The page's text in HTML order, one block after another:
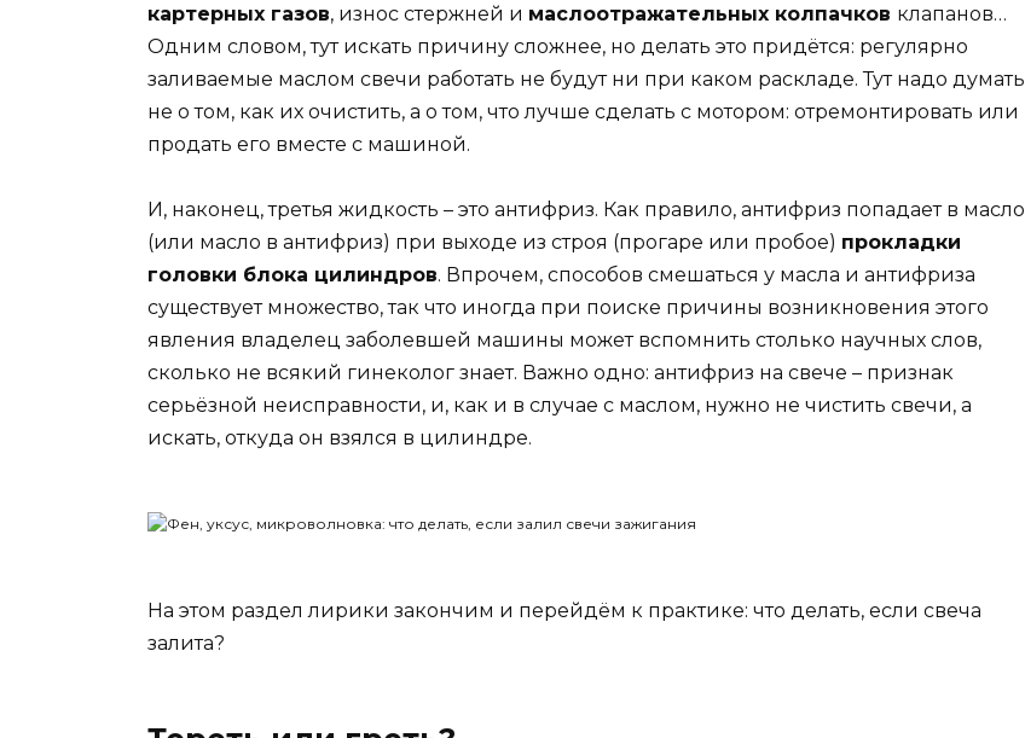
картерных газов, износ стержней и маслоотражательных колпачков клапанов…
Одним словом, тут искать причину сложнее, но делать это придётся: регулярно
заливаемые маслом свечи работать не будут ни при каком раскладе. Тут надо думать
не о том, как их очистить, а о том, что лучше сделать с мотором: отремонтировать или
продать его вместе с машиной.
И, наконец, третья жидкость – это антифриз. Как правило, антифриз попадает в масло
(или масло в антифриз) при выходе из строя (прогаре или пробое) прокладки
головки блока цилиндров. Впрочем, способов смешаться у масла и антифриза
существует множество, так что иногда при поиске причины возникновения этого
явления владелец заболевшей машины может вспомнить столько научных слов,
сколько не всякий гинеколог знает. Важно одно: антифриз на свече – признак
серьёзной неисправности, и, как и в случае с маслом, нужно не чистить свечи, а
искать, откуда он взялся в цилиндре.
На этом раздел лирики закончим и перейдём к практике: что делать, если свеча
залита?